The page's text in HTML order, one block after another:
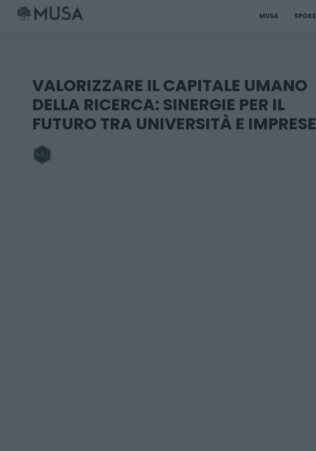
MUSA SPOKE
VALORIZZARE IL CAPITALE UMANO
DELLA RICERCA: SINERGIE PER IL
FUTURO TRA UNIVERSITÀ E IMPRESE